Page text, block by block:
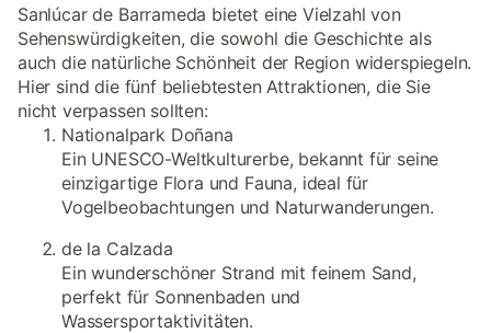
Sanlúcar de Barrameda bietet eine Vielzahl von
Sehenswürdigkeiten, die sowohl die Geschichte als
auch die natürliche Schönheit der Region widerspiegeln.
Hier sind die fünf beliebtesten Attraktionen, die Sie
nicht verpassen sollten:
Nationalpark Doñana
Ein UNESCO-Weltkulturerbe, bekannt für seine
einzigartige Flora und Fauna, ideal für
Vogelbeobachtungen und Naturwanderungen.
de la Calzada
Ein wunderschöner Strand mit feinem Sand,
perfekt für Sonnenbaden und
Wassersportaktivitäten.